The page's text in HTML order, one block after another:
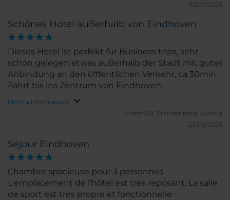
02/07/2026
Schönes Hotel außerhalb von Eindhoven
Dieses Hotel ist perfekt für Business trips, sehr
schön gelegen etwas außerhalb der Stadt mit guter
Anbindung an den öfffentlichen Verkehr, ca 30min
Fahrt bis ins Zentrum von Eindhoven.
Mostra informazioni
j0sefm89. Brandenberg, Austria
23/06/2026
Séjour Eindhoven
Chambre spacieuse pour 3 personnes.
L'emplacement de l'hôtel est très reposant. La salle
de sport est très propre et fonctionnelle